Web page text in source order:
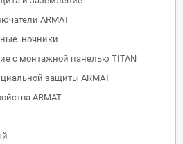
ARMAT
ночники
с монтажной панелью TITAN
защиты ARMAT
ARMAT